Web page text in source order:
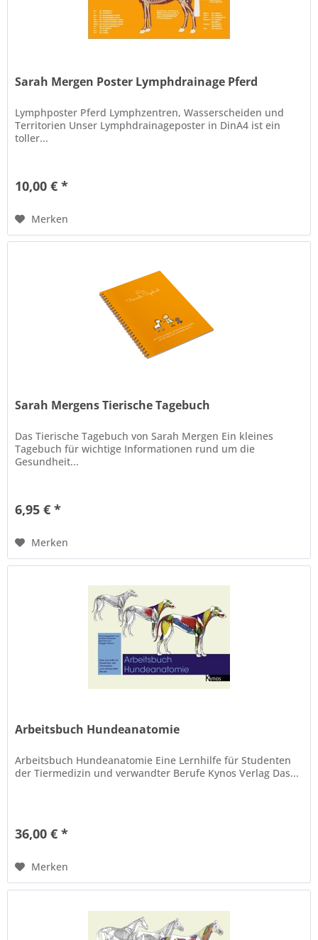
Sarah Mergen Poster Lymphdrainage Pferd
Lymphposter Pferd Lymphzentren, Wasserscheiden und
Territorien Unser Lymphdrainageposter in DinA4 ist ein
toller...
10,00 € *
Merken
Sarah Mergens Tierische Tagebuch
Das Tierische Tagebuch von Sarah Mergen Ein kleines
Tagebuch für wichtige Informationen rund um die
Gesundheit...
6,95 € *
Merken
Arbeitsbuch Hundeanatomie
Arbeitsbuch Hundeanatomie Eine Lernhilfe für Studenten
der Tiermedizin und verwandter Berufe Kynos Verlag Das...
36,00 € *
Merken